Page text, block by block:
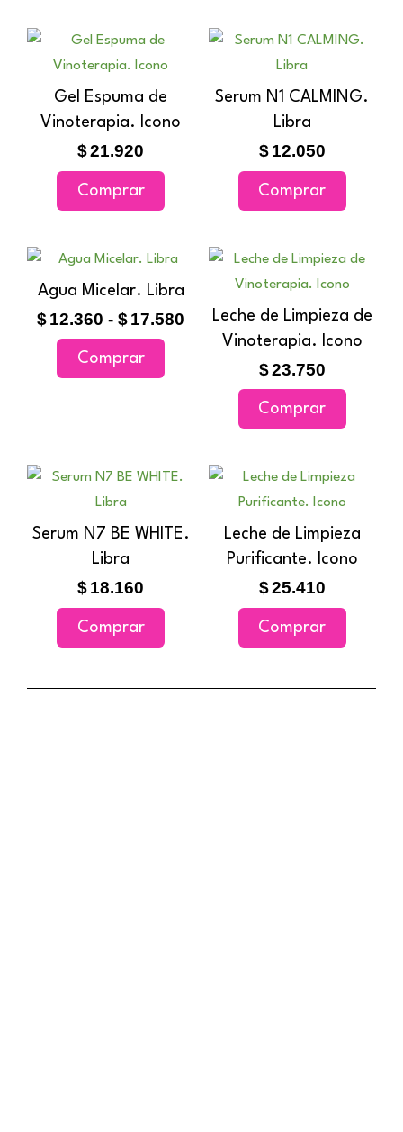
Gel Espuma de
Vinoterapia. Icono
$21.920
Comprar
Serum N1 CALMING.
Libra
$ 12.050
Comprar
Agua Micelar. Libra
$12.360 - $17.580
Rango
desde
$12.360
$17.580
Comprar
Este
elegir
la
producto
Leche de Limpieza de
Vinoterapia. Icono
$23.750
Comprar
Serum N7 BE WHITE.
Libra
$18.160
Comprar
Leche de Limpieza
Purificante. Icono
$25.410
Comprar